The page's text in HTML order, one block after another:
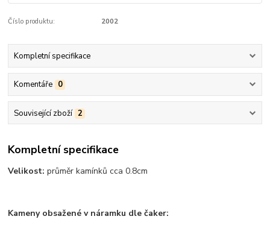
Číslo produktu: 2002
Kompletní specifikace
Komentáře 0
Související zboží 2
Kompletní specifikace
Velikost:průměr kamínků cca 0.8cm
Kameny obsažené v náramku dle čaker: